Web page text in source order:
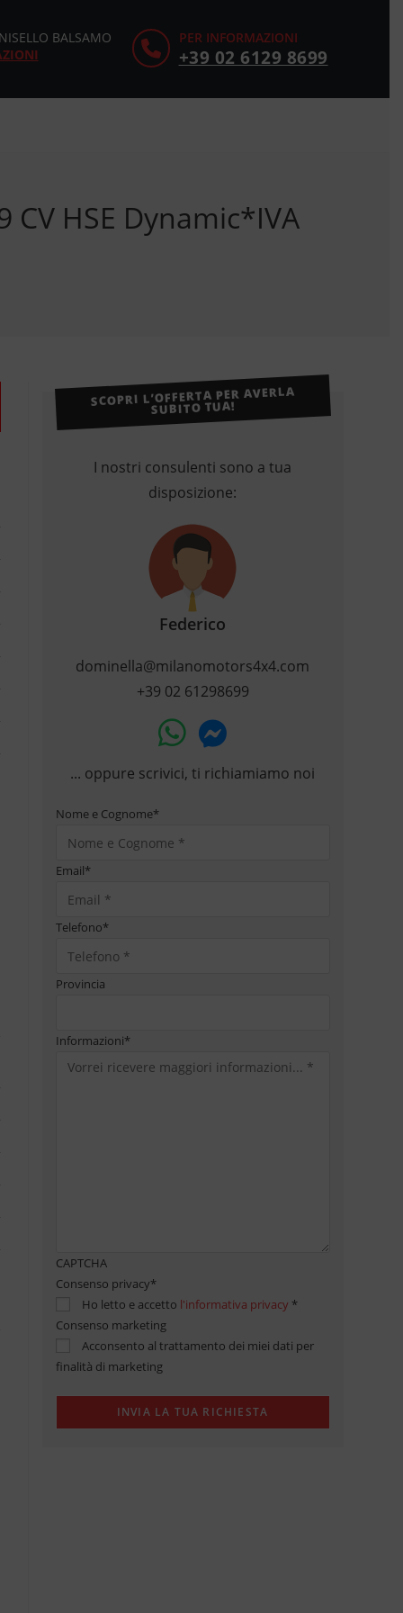
PER INFORMAZIONI
+39 02 6129 8699
BALSAMO
HSE Dynamic*IVA
SCOPRI L’OFFERTA PER AVERLA
SUBITO TUA!
I nostri consulenti sono a tua
disposizione:
Federico
dominella@milanomotors4x4.com
+39 02 61298699
... oppure scrivici, ti richiamiamo noi
Nome e Cognome*
Email*
Telefono*
Provincia
Informazioni*
CAPTCHA
Consenso privacy*
Ho letto e accetto l'informativa privacy *
Consenso marketing
Acconsento al trattamento dei miei dati per
finalità di marketing